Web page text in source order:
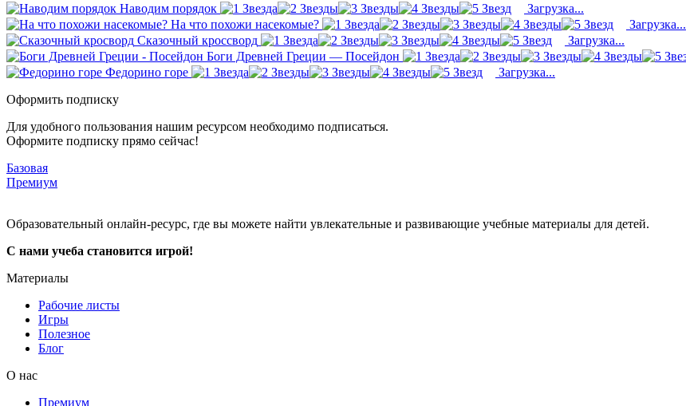
Наводим порядок
Загрузка...
На что похожи насекомые?
Загрузка...
Сказочный кроссворд
Загрузка...
Боги Древней Греции — Посейдон
Федорино горе
Загрузка...
Оформить подписку
Для удобного пользования нашим ресурсом необходимо подписаться.
Оформите подписку прямо сейчас!
Базовая
Премиум
Образовательный онлайн-ресурс, где вы можете найти увлекательные и развивающие учебные материалы для детей.
С нами учеба становится игрой!
Материалы
Рабочие листы
Игры
Полезное
Блог
О нас
Премиум